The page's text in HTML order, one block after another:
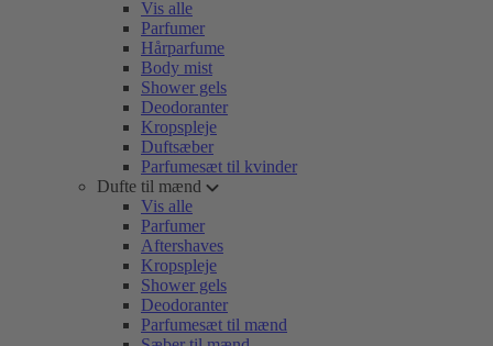
Vis alle
Parfumer
Hårparfume
Body mist
Shower gels
Deodoranter
Kropspleje
Duftsæber
Parfumesæt til kvinder
Dufte til mænd
Vis alle
Parfumer
Aftershaves
Kropspleje
Shower gels
Deodoranter
Parfumesæt til mænd